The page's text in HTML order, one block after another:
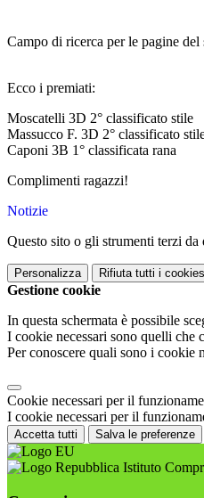
Campo di ricerca per le pagine del
Ecco i premiati:
Moscatelli 3D 2° classificato stile
Massucco F. 3D 2° classificato
Caponi 3B 1° classificata rana
Complimenti ragazzi!
Notizie
Questo sito o gli strumenti terzi
Personalizza Rifiuta tutti i cookies
Gestione cookie
In questa schermata è possibile
I cookie necessari sono quelli che
Per conoscere quali sono i cookie
Cookie necessari per il
I cookie necessari per il
Accetta tutti Salva le preferenze
Istituto